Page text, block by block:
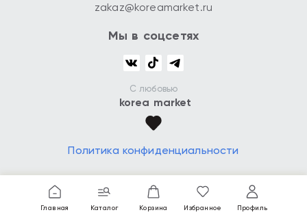
Главная Каталог Корзина Избранное Профиль
zakaz@koreamarket.ru
Мы в соцсетях
С любовью
korea market
Политика конфиденциальности